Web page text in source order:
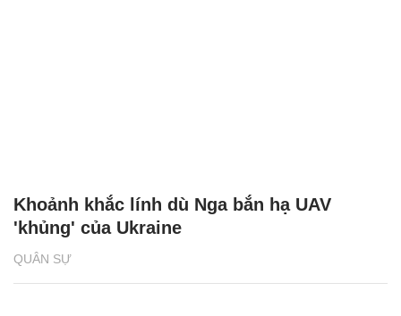
QUÂN SỰ
Khoảnh khắc lính dù Nga bắn hạ UAV
'khủng' của Ukraine